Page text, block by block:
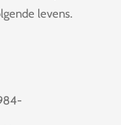
levens.